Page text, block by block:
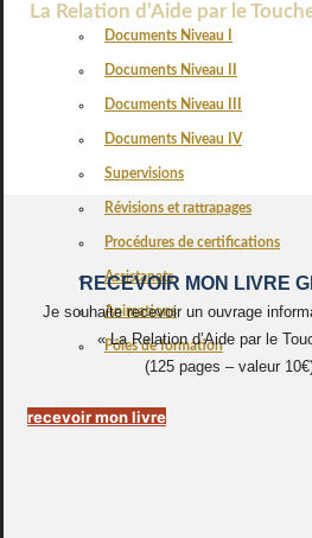
Documents Niveau I
Documents Niveau II
Documents Niveau III
Documents Niveau IV
Supervisions
Révisions et rattrapages
Procédures de certifications
Assistanats
Animations
Pôles de formation
La Relation d’Aide par le
RECEVOIR MON LIVRE
Je souhaite recevoir un ouvrage
« La Relation d’Aide par le
(125 pages – valeur
recevoir mon livre